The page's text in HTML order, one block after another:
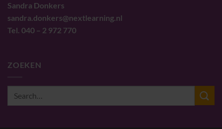
Sandra Donkers
sandra.donkers@nextlearning.nl
Tel. 040 – 2 972 770
ZOEKEN